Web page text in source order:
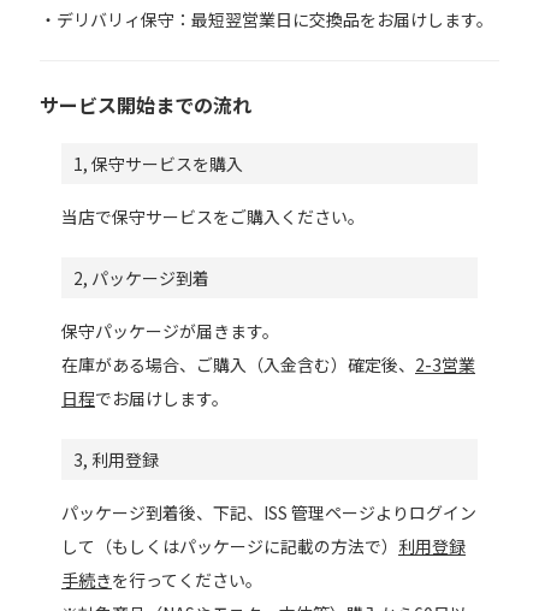
・デリバリィ保守：最短翌営業日に交換品をお届けします。
サービス開始までの流れ
1, 保守サービスを購入
当店で保守サービスをご購入ください。
2, パッケージ到着
保守パッケージが届きます。
在庫がある場合、ご購入（入金含む）確定後、 2-3営業
日程でお届けします。
3, 利用登録
パッケージ到着後、下記、ISS 管理ページよりログイン
して（もしくはパッケージに記載の方法で） 利用登録
手続きを行ってください。